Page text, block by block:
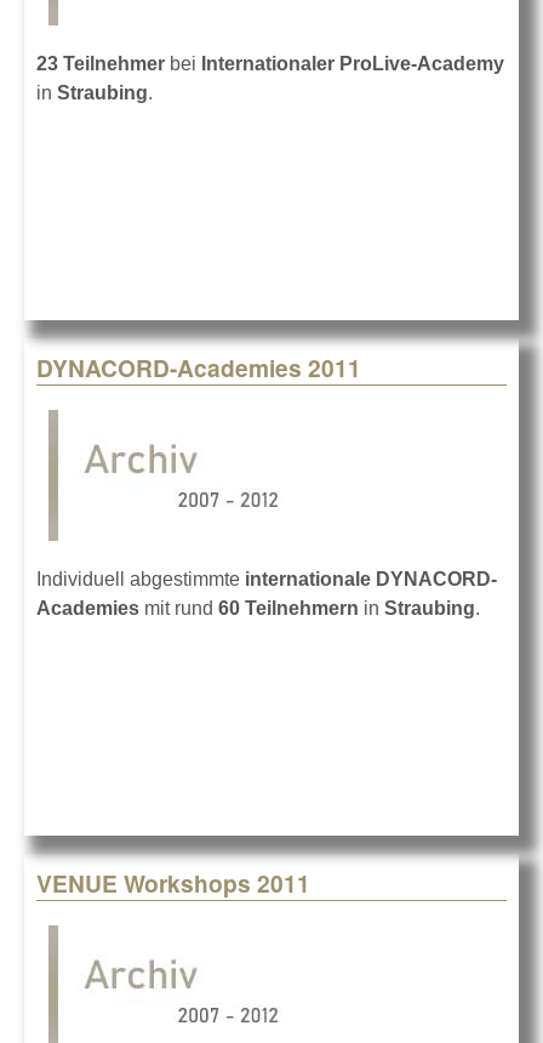
23 Teilnehmer bei Internationaler ProLive-Academy
in Straubing.
DYNACORD-Academies 2011
Individuell abgestimmte internationale DYNACORD-
Academies mit rund 60 Teilnehmern in Straubing.
VENUE Workshops 2011